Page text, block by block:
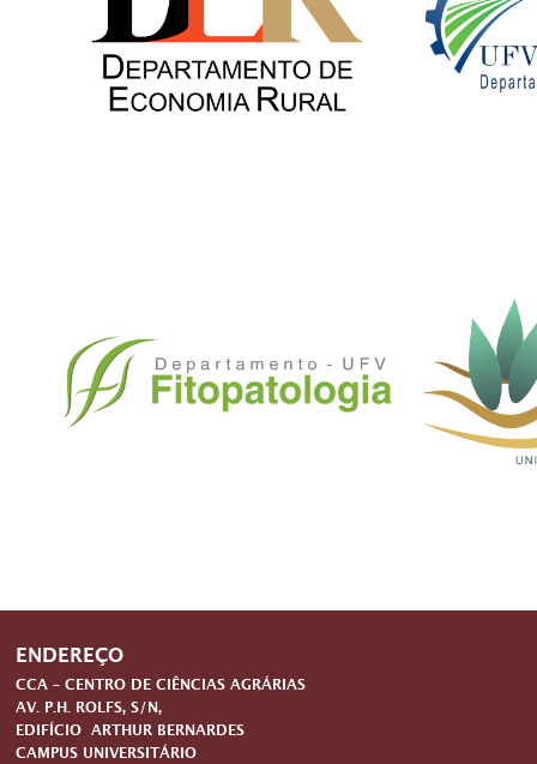
ENDEREÇO
CCA – CENTRO DE CIÊNCIAS AGRÁRIAS
AV. P.H. ROLFS, S/N,
EDIFÍCIO ARTHUR BERNARDES
CAMPUS UNIVERSITÁRIO